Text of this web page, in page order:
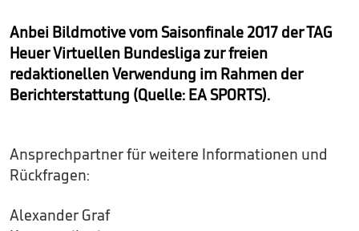
Anbei Bildmotive vom Saisonfinale 2017 der TAG
Heuer Virtuellen Bundesliga zur freien
redaktionellen Verwendung im Rahmen der
Berichterstattung (Quelle: EA SPORTS).
Ansprechpartner für weitere Informationen und
Rückfragen:
Alexander Graf